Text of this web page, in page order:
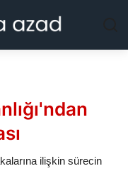
ilişkin sürecin